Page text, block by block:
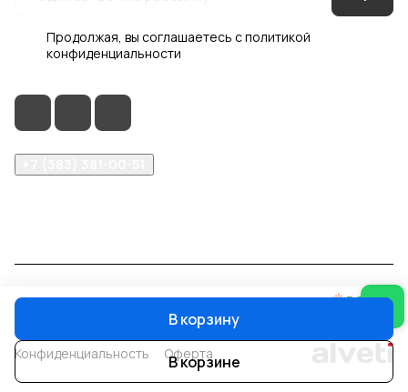
В корзину
В корзине
Продолжая, вы соглашаетесь сполитикой
конфиденциальности
© 2026 Интер-Двери
Конфиденциальность Оферта